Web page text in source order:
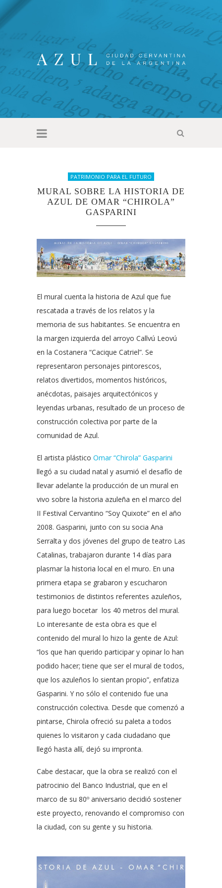
PATRIMONIO PARA EL FUTURO
MURAL SOBRE LA HISTORIA DE
AZUL DE OMAR “CHIROLA”
GASPARINI
El mural cuenta la historia de Azul que fue
rescatada a través de los relatos y la
memoria de sus habitantes. Se encuentra en
la margen izquierda del arroyo Callvú Leovú
en la Costanera “Cacique Catriel”. Se
representaron personajes pintorescos,
relatos divertidos, momentos históricos,
anécdotas, paisajes arquitectónicos y
leyendas urbanas, resultado de un proceso de
construcción colectiva por parte de la
comunidad de Azul.
El artista plástico Omar “Chirola” Gasparini
llegó a su ciudad natal y asumió el desafío de
llevar adelante la producción de un mural en
vivo sobre la historia azuleña en el marco del
II Festival Cervantino “Soy Quixote” en el año
2008. Gasparini, junto con su socia Ana
Serralta y dos jóvenes del grupo de teatro Las
Catalinas, trabajaron durante 14 días para
plasmar la historia local en el muro. En una
primera etapa se grabaron y escucharon
testimonios de distintos referentes azuleños,
para luego bocetar los 40 metros del mural.
Lo interesante de esta obra es que el
contenido del mural lo hizo la gente de Azul:
“los que han querido participar y opinar lo han
podido hacer; tiene que ser el mural de todos,
que los azuleños lo sientan propio”, enfatiza
Gasparini. Y no sólo el contenido fue una
construcción colectiva. Desde que comenzó a
pintarse, Chirola ofreció su paleta a todos
quienes lo visitaron y cada ciudadano que
llegó hasta allí, dejó su impronta.
Cabe destacar, que la obra se realizó con el
patrocinio del Banco Industrial, que en el
marco de su 80º aniversario decidió sostener
este proyecto, renovando el compromiso con
la ciudad, con su gente y su historia.